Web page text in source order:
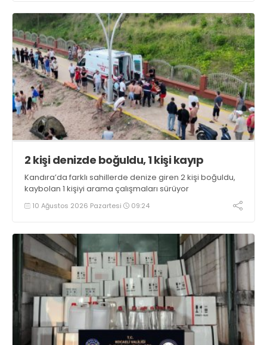
2 kişi denizde boğuldu, 1 kişi kayıp
Kandıra’da farklı sahillerde denize giren 2 kişi boğuldu,
kaybolan 1 kişiyi arama çalışmaları sürüyor
10 Ağustos 2026 Pazartesi 09:24